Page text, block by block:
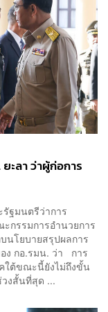
ะลา ว่าผู้ก่อการ
ฐมนตรีว่าการ
กรรมการอำนวยการ
นโยบายสรุปผลการ
ง กอ.รมน. ว่า การ
ใต้ขณะนี้ยังไม่ถึงขั้น
งสั้นที่สุด ...